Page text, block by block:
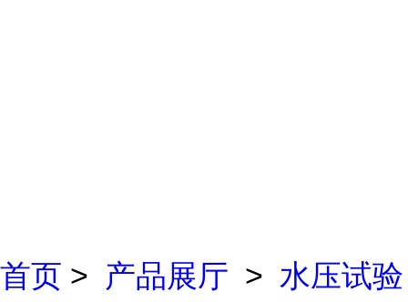
首页 > 产品展厅 > 水压试验